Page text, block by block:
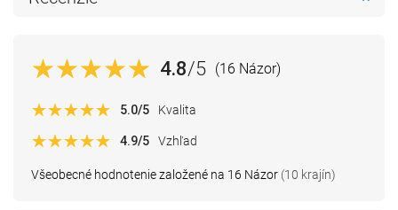
4.8/5 (16 Názor)
Všeobecné hodnotenie založené na 16 Názor (10 krajín)
5.0/5 Kvalita
4.9/5 Vzhľad